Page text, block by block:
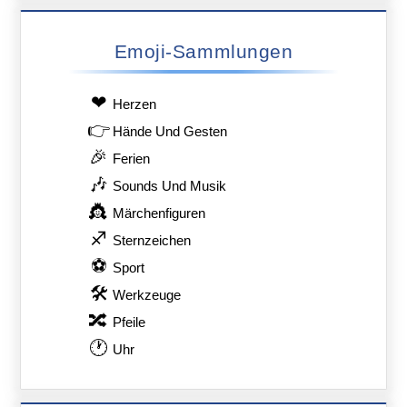
Emoji-Sammlungen
❤ Herzen
👉 Hände Und Gesten
🎉 Ferien
🎶 Sounds Und Musik
👸 Märchenfiguren
♐ Sternzeichen
⚽ Sport
🛠 Werkzeuge
🔀 Pfeile
🕐 Uhr